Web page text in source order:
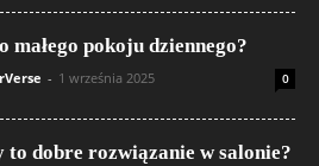
małego pokoju dziennego?
- 1 września 2025 0
to dobre rozwiązanie w salonie?